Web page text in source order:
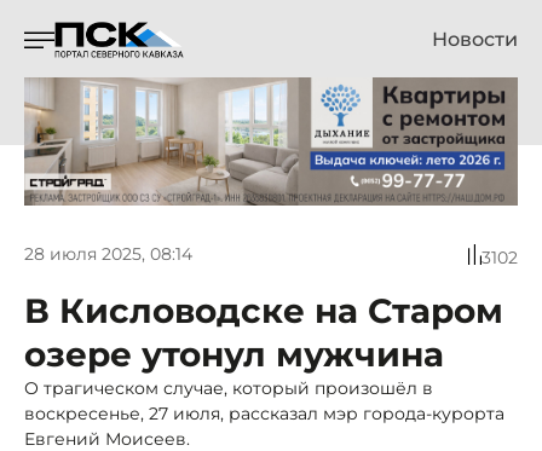
Новости
28 июля 2025, 08:14 3102
В Кисловодске на Старом
озере утонул мужчина
О трагическом случае, который произошёл в
воскресенье, 27 июля, рассказал мэр города-курорта
Евгений Моисеев.